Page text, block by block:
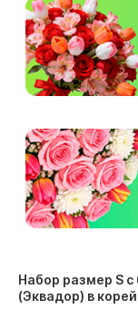
Набор размер S
(Эквадор) в